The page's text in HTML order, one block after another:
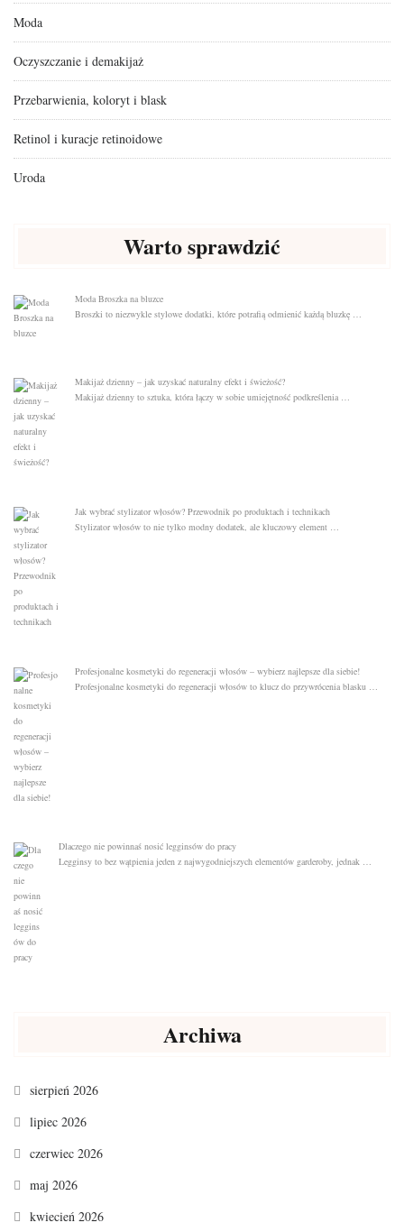
Moda
Oczyszczanie i demakijaż
Przebarwienia, koloryt i blask
Retinol i kuracje retinoidowe
Uroda
Warto sprawdzić
Moda Broszka na bluzce
Broszki to niezwykle stylowe dodatki, które potrafią odmienić każdą bluzkę …
Makijaż dzienny – jak uzyskać naturalny efekt i świeżość?
Makijaż dzienny to sztuka, która łączy w sobie umiejętność podkreślenia …
Jak wybrać stylizator włosów? Przewodnik po produktach i technikach
Stylizator włosów to nie tylko modny dodatek, ale kluczowy element …
Profesjonalne kosmetyki do regeneracji włosów – wybierz najlepsze dla siebie!
Profesjonalne kosmetyki do regeneracji włosów to klucz do przywrócenia blasku …
Dlaczego nie powinnaś nosić legginsów do pracy
Legginsy to bez wątpienia jeden z najwygodniejszych elementów garderoby, jednak …
Archiwa
sierpień 2026
lipiec 2026
czerwiec 2026
maj 2026
kwiecień 2026